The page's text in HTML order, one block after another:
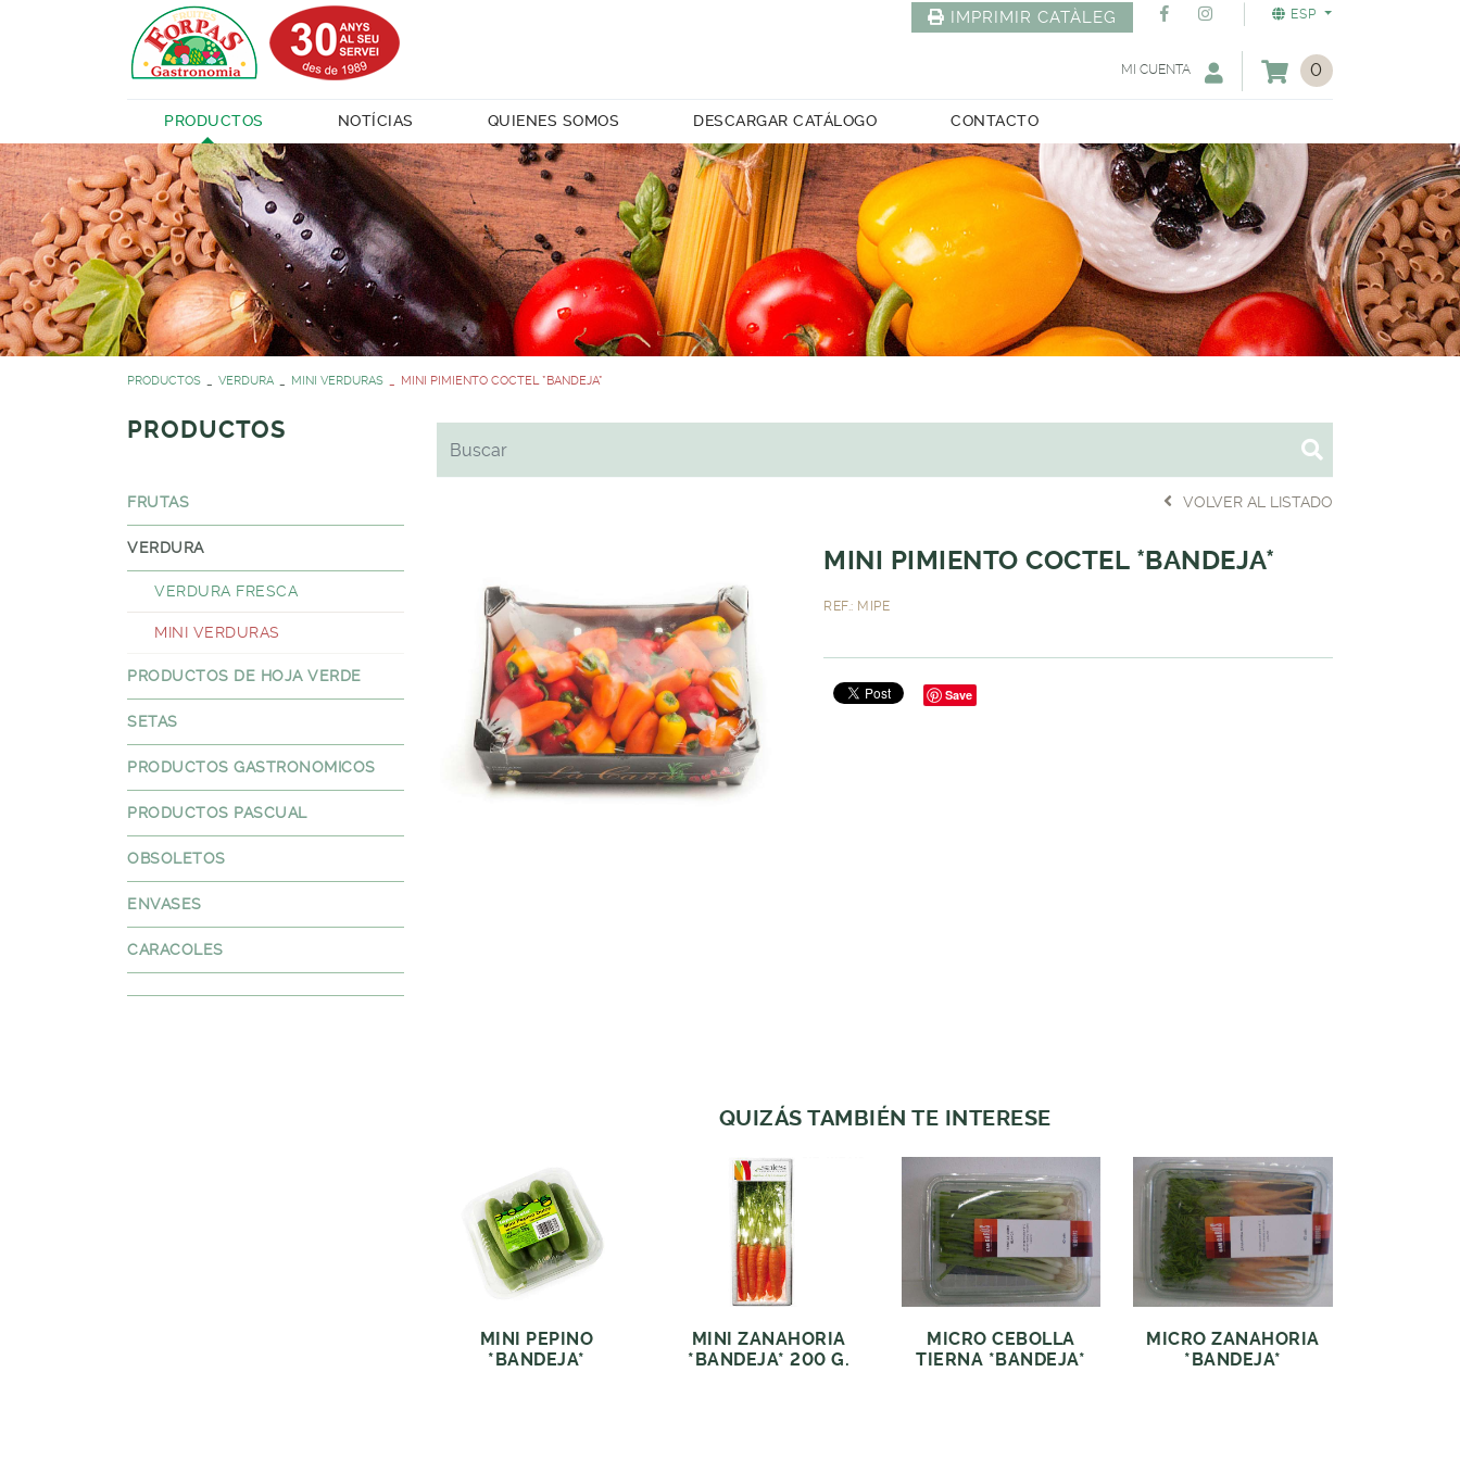
ESP
IMPRIMIR CATÀLEG
0
MI CUENTA
PRODUCTOS NOTÍCIAS QUIENES SOMOS DESCARGAR CATÁLOGO CONTACTO
PRODUCTOS VERDURA MINI VERDURAS MINI PIMIENTO COCTEL *BANDEJA*
PRODUCTOS
FRUTAS
VERDURA
VERDURA FRESCA
MINI VERDURAS
PRODUCTOS DE HOJA VERDE
SETAS
PRODUCTOS GASTRONOMICOS
PRODUCTOS PASCUAL
OBSOLETOS
ENVASES
CARACOLES
VOLVER AL LISTADO
MINI PIMIENTO COCTEL *BANDEJA*
REF.: MIPE
Save
QUIZÁS TAMBIÉN TE INTERESE
MINI PEPINO
*BANDEJA*
MINI ZANAHORIA
*BANDEJA* 200 G.
MICRO CEBOLLA
TIERNA *BANDEJA*
MICRO ZANAHORIA
*BANDEJA*